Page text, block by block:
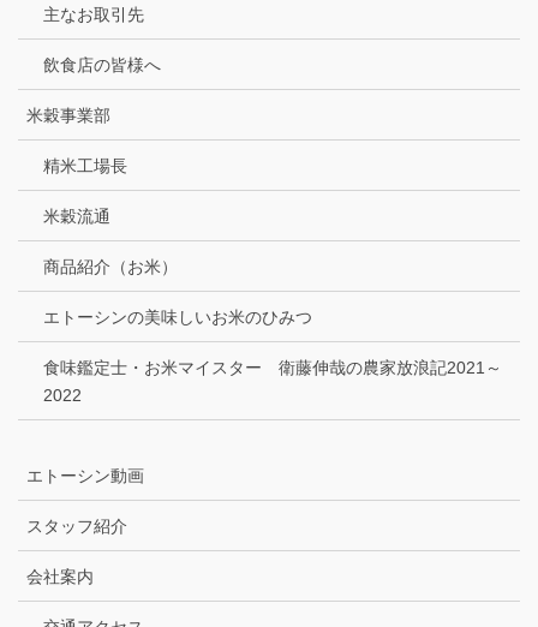
主なお取引先
飲食店の皆様へ
米穀事業部
精米工場長
米穀流通
商品紹介（お米）
エトーシンの美味しいお米のひみつ
食味鑑定士・お米マイスター 衛藤伸哉の農家放浪記2021～
2022
エトーシン動画
スタッフ紹介
会社案内